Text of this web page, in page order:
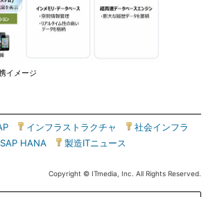
イメージ
インフラストラクチャ 社会インフラ
SAP HANA 製造ITニュース
Copyright © ITmedia, Inc. All Rights Reserved.